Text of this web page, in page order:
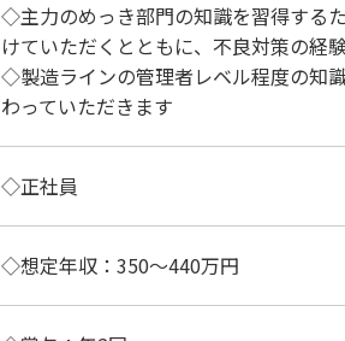
◇主力のめっき部門の知識を習得する
けていただくとともに、不良対策の経
◇製造ラインの管理者レベル程度の知
わっていただきます
◇正社員
◇想定年収：350～440万円